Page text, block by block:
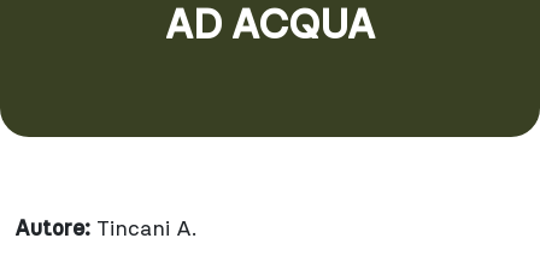
AD ACQUA
Autore: Tincani A.